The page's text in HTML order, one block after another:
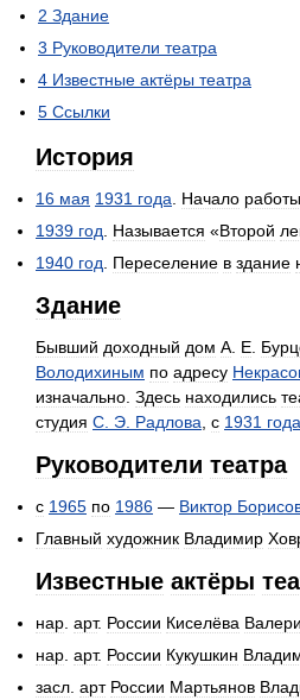
2 Здание
3 Руководители театра
4 Известные актёры театра
5 Ссылки
История
16 мая 1931 года Начало работы
1939 год Называется «Второй
1940 год Переселение в здание
Здание
Бывший доходный дом А Е
Володихиным по адресу
изначально Здесь находились
студия С Э Радлова с 1931 года
Руководители театра
с 1965 по 1986 — Виктор
Главный художник Владимир
Известные актёры
нар арт. России Киселёва
нар арт. России Кукушкин
засл арт России Мартьянов